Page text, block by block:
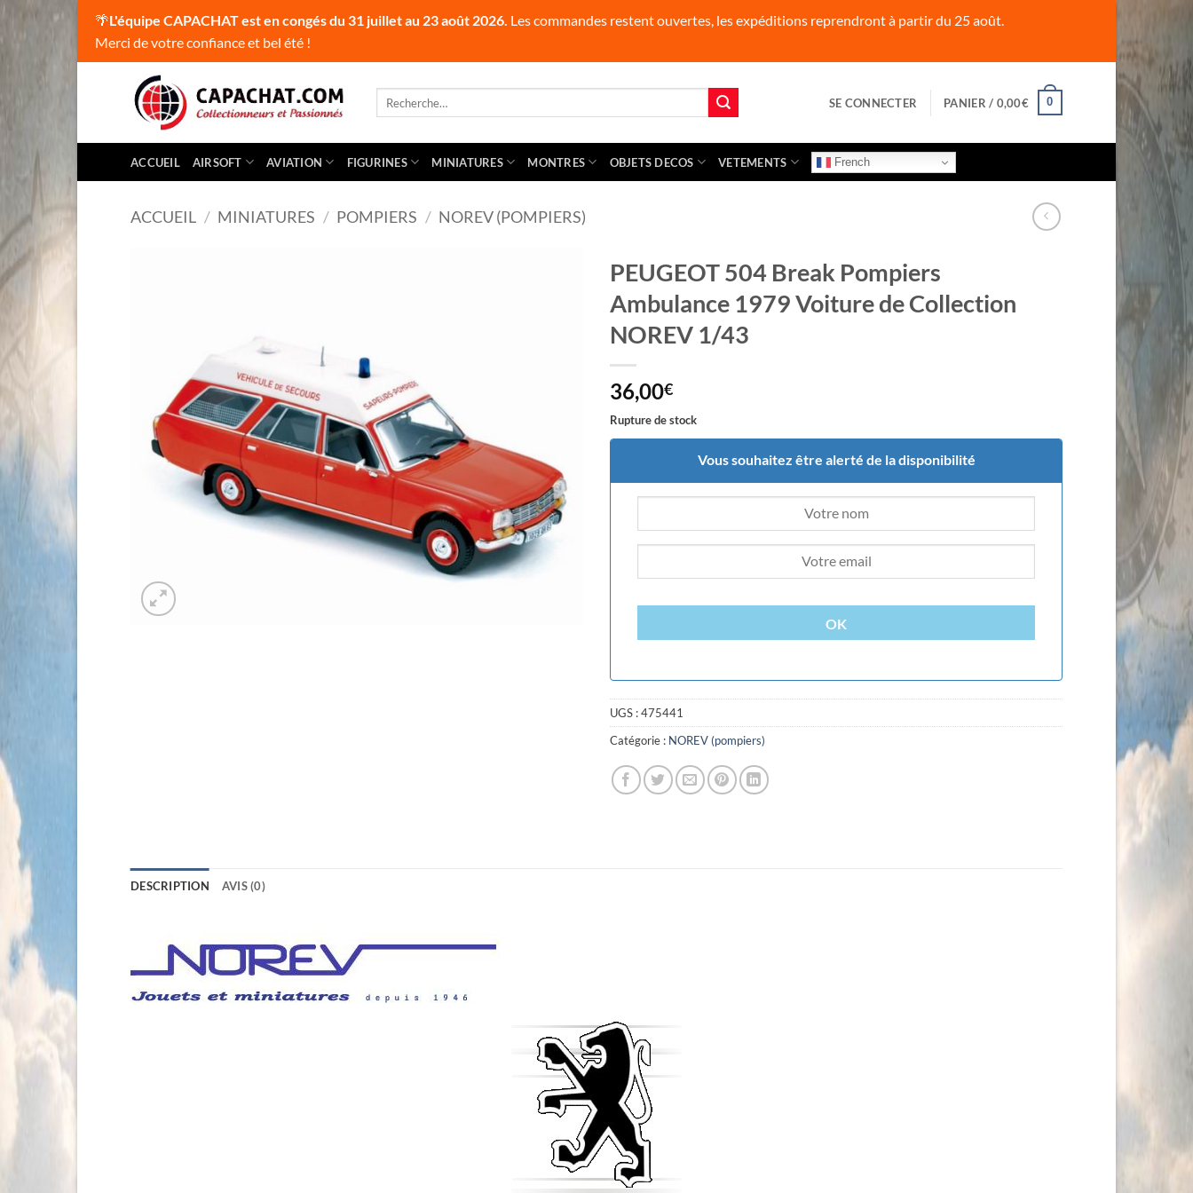
🌴L'équipe CAPACHAT est en congés du 31 juillet au 23 août 2026. Les commandes restent ouvertes, les expéditions reprendront à partir du 25 août.
Merci de votre confiance et bel été !
SE CONNECTER PANIER / 0,00€ 0
ACCUEIL AIRSOFT AVIATION FIGURINES MINIATURES MONTRES OBJETS DECOS VETEMENTS French
ACCUEIL / MINIATURES / POMPIERS / NOREV (POMPIERS)
PEUGEOT 504 Break Pompiers
Ambulance 1979 Voiture de Collection
NOREV 1/43
36,00€
Rupture de stock
Vous souhaitez être alerté de la disponibilité
OK
UGS :475441
Catégorie : NOREV (pompiers)
DESCRIPTION AVIS (0)